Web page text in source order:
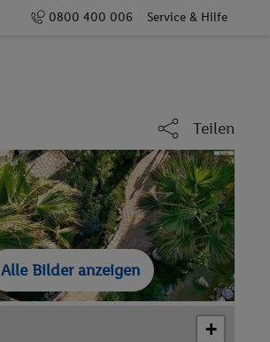
0800 400 006 Service & Hilfe
Teilen
Alle Bilder anzeigen
+